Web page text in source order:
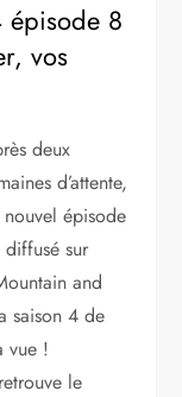
épisode 8
vos
deux
d’attente,
nouvel épisode
diffusé sur
and
saison 4 de
vue !
le